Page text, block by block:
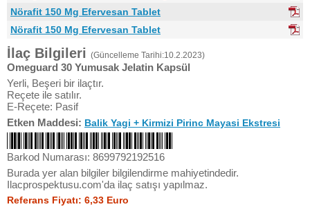
Nörafit 150 Mg Efervesan Tablet
Nörafit 150 Mg Efervesan Tablet
İlaç Bilgileri (Güncelleme Tarihi:10.2.2023)
Omeguard 30 Yumusak Jelatin Kapsül
Yerli, Beşeri bir ilaçtır.
Reçete ile satılır.
E-Reçete: Pasif
Etken Maddesi: Balik Yagi + Kirmizi Pirinc Mayasi Ekstresi
Barkod Numarası: 8699792192516
Burada yer alan bilgiler bilgilendirme mahiyetindedir.
Ilacprospektusu.com'da ilaç satışı yapılmaz.
Referans Fiyatı: 6,33 Euro